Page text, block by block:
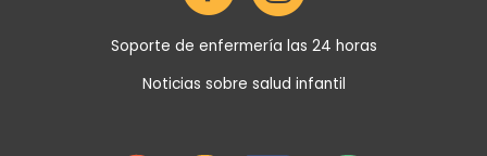
Soporte de enfermería las 24 horas
Noticias sobre salud infantil